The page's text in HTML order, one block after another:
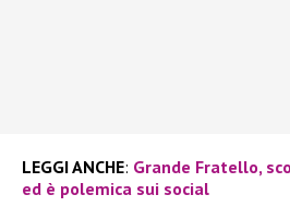
LEGGI ANCHE: Grande Fratello,
ed è polemica sui social